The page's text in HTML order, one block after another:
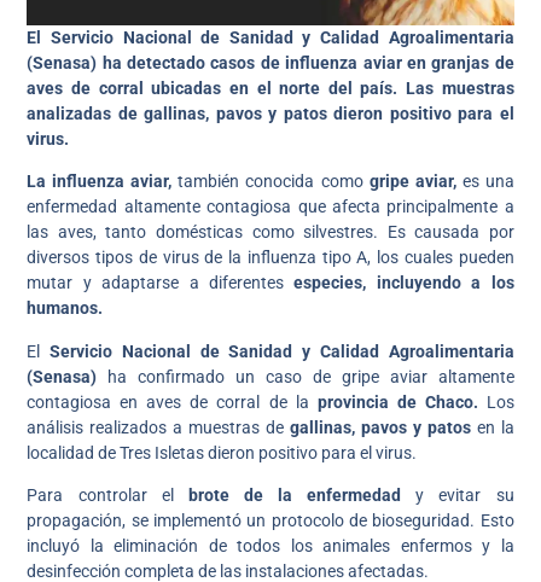
El Servicio Nacional de Sanidad y Calidad Agroalimentaria
(Senasa) ha detectado casos de influenza aviar en granjas de
aves de corral ubicadas en el norte del país. Las muestras
analizadas de gallinas, pavos y patos dieron positivo para el
virus.
La influenza aviar,también conocida comogripe aviar, es una
enfermedad altamente contagiosa que afecta principalmente a
las aves, tanto domésticas como silvestres. Es causada por
diversos tipos de virus de la influenza tipo A, los cuales pueden
mutar y adaptarse a diferentesespecies, incluyendo a los
humanos.
ElServicio Nacional de Sanidad y Calidad Agroalimentaria
(Senasa) ha confirmado un caso de gripe aviar altamente
contagiosa en aves de corral de la provincia de Chaco. Los
análisis realizados a muestras de gallinas, pavos y patosen la
localidad de Tres Isletas dieron positivo para el virus.
Para controlar el brote de la enfermedady evitar su
propagación, se implementó un protocolo de bioseguridad. Esto
incluyó la eliminación de todos los animales enfermos y la
desinfección completa de las instalaciones afectadas.